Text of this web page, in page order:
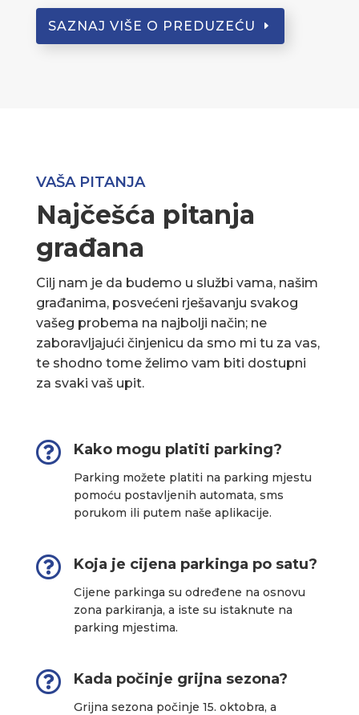
SAZNAJ VIŠE O PREDUZEĆU
VAŠA PITANJA
Najčešća pitanja
građana
Cilj nam je da budemo u službi vama, našim
građanima, posvećeni rješavanju svakog
vašeg probema na najbolji način; ne
zaboravljajući činjenicu da smo mi tu za vas,
te shodno tome želimo vam biti dostupni
za svaki vaš upit.
 Kako mogu platiti parking?
Parking možete platiti na parking mjestu
pomoću postavljenih automata, sms
porukom ili putem naše aplikacije.
 Koja je cijena parkinga po satu?
Cijene parkinga su određene na osnovu
zona parkiranja, a iste su istaknute na
parking mjestima.
 Kada počinje grijna sezona?
Grijna sezona počinje 15. oktobra, a